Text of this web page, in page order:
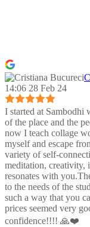
14:06 28 Feb 24
I started at Sambodhi
of the place and the
now I teach collage
myself and escape
variety of self-
meditation, creativity,
resonates with
to the needs of the
such a way that you
prices seemed very
confidence!!!! 🙏❤️